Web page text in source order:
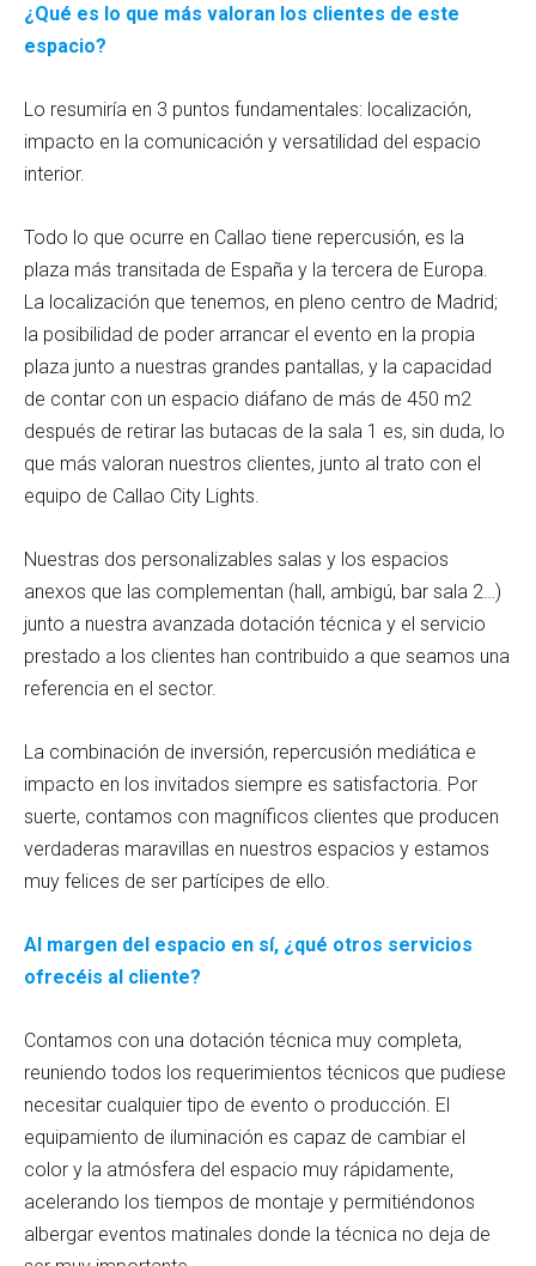
¿Qué es lo que más valoran los clientes de este
espacio?
Lo resumiría en 3 puntos fundamentales: localización,
impacto en la comunicación y versatilidad del espacio
interior.
Todo lo que ocurre en Callao tiene repercusión, es la
plaza más transitada de España y la tercera de Europa.
La localización que tenemos, en pleno centro de Madrid;
la posibilidad de poder arrancar el evento en la propia
plaza junto a nuestras grandes pantallas, y la capacidad
de contar con un espacio diáfano de más de 450 m2
después de retirar las butacas de la sala 1 es, sin duda, lo
que más valoran nuestros clientes, junto al trato con el
equipo de Callao City Lights.
Nuestras dos personalizables salas y los espacios
anexos que las complementan (hall, ambigú, bar sala 2…)
junto a nuestra avanzada dotación técnica y el servicio
prestado a los clientes han contribuido a que seamos una
referencia en el sector.
La combinación de inversión, repercusión mediática e
impacto en los invitados siempre es satisfactoria. Por
suerte, contamos con magníficos clientes que producen
verdaderas maravillas en nuestros espacios y estamos
muy felices de ser partícipes de ello.
Al margen del espacio en sí, ¿qué otros servicios
ofrecéis al cliente?
Contamos con una dotación técnica muy completa,
reuniendo todos los requerimientos técnicos que pudiese
necesitar cualquier tipo de evento o producción. El
equipamiento de iluminación es capaz de cambiar el
color y la atmósfera del espacio muy rápidamente,
acelerando los tiempos de montaje y permitiéndonos
albergar eventos matinales donde la técnica no deja de